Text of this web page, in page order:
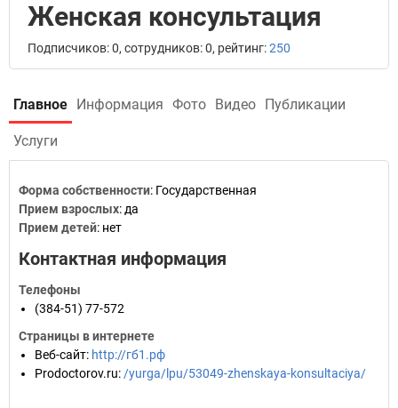
Женская консультация
Подписчиков: 0, сотрудников: 0, рейтинг:250
Главное Информация Фото Видео Публикации
Услуги
Форма собственности: Государственная
Прием взрослых: да
Прием детей: нет
Контактная информация
Телефоны
(384-51) 77-572
Страницы в интернете
Веб-сайт: http://гб1.рф
Prodoctorov.ru: /yurga/lpu/53049-zhenskaya-konsultaciya/